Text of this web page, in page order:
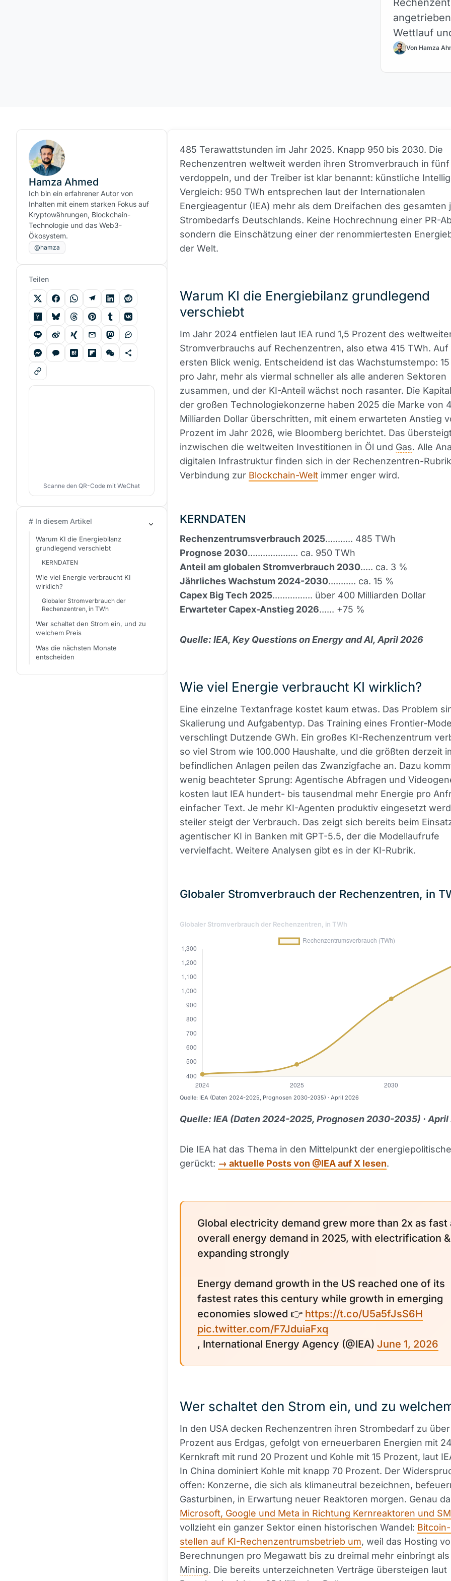
Wettlauf
Von Hamza
485 Terawattstunden im Jahr 2025. Knapp 950 bis 2030. Die
Rechenzentren weltweit werden ihren Stromverbrauch in
verdoppeln, und der Treiber ist klar benannt: künstliche
Vergleich: 950 TWh entsprechen laut der Internationalen
Energieagentur (IEA) mehr als dem Dreifachen des gesamten
Strombedarfs Deutschlands. Keine Hochrechnung einer PR-
sondern die Einschätzung einer der renommiertesten
der Welt.
Warum KI die Energiebilanz grundlegend
verschiebt
Im Jahr 2024 entfielen laut IEA rund 1,5 Prozent des
Stromverbrauchs auf Rechenzentren, also etwa 415 TWh. Auf
ersten Blick wenig. Entscheidend ist das Wachstumstempo:
pro Jahr, mehr als viermal schneller als alle anderen Sektoren
zusammen, und der KI-Anteil wächst noch rasanter. Die
der großen Technologiekonzerne haben 2025 die Marke von
Milliarden Dollar überschritten, mit einem erwarteten Anstieg
Prozent im Jahr 2026, wie Bloomberg berichtet. Das
inzwischen die weltweiten Investitionen in Öl und Gas. Alle
digitalen Infrastruktur finden sich in der Rechenzentren-
Verbindung zur Blockchain-Welt immer enger wird.
KERNDATEN
Rechenzentrumsverbrauch 2025........... 485 TWh
Prognose 2030.................... ca. 950 TWh
Anteil am globalen Stromverbrauch 2030..... ca. 3 %
Jährliches Wachstum 2024-2030........... ca. 15 %
Capex Big Tech 2025................ über 400 Milliarden Dollar
Erwarteter Capex-Anstieg 2026...... +75 %
Quelle: IEA, Key Questions on Energy and AI, April 2026
Wie viel Energie verbraucht KI wirklich?
Eine einzelne Textanfrage kostet kaum etwas. Das Problem
Skalierung und Aufgabentyp. Das Training eines Frontier-
verschlingt Dutzende GWh. Ein großes KI-Rechenzentrum
so viel Strom wie 100.000 Haushalte, und die größten derzeit
befindlichen Anlagen peilen das Zwanzigfache an. Dazu
wenig beachteter Sprung: Agentische Abfragen und
kosten laut IEA hundert- bis tausendmal mehr Energie pro
einfacher Text. Je mehr KI-Agenten produktiv eingesetzt
steiler steigt der Verbrauch. Das zeigt sich bereits beim
agentischer KI in Banken mit GPT-5.5, der die Modellaufrufe
vervielfacht. Weitere Analysen gibt es in der KI-Rubrik.
Globaler Stromverbrauch der Rechenzentren, in
Globaler Stromverbrauch der Rechenzentren, in TWh
Quelle: IEA (Daten 2024-2025, Prognosen 2030-2035) · April 2026
Quelle: IEA (Daten 2024-2025, Prognosen 2030-2035) ·
Die IEA hat das Thema in den Mittelpunkt der
gerückt: → aktuelle Posts von @IEA auf X lesen.
Global electricity demand grew more than 2x as fast
overall energy demand in 2025, with electrification
expanding strongly
Energy demand growth in the US reached one of its
fastest rates this century while growth in emerging
economies slowed 👉 https://t.co/U5a5fJsS6H
pic.twitter.com/F7JduiaFxq
, International Energy Agency (@IEA) June 1, 2026
Wer schaltet den Strom ein, und zu
In den USA decken Rechenzentren ihren Strombedarf zu
Prozent aus Erdgas, gefolgt von erneuerbaren Energien mit
Kernkraft mit rund 20 Prozent und Kohle mit 15 Prozent, laut
In China dominiert Kohle mit knapp 70 Prozent. Der
offen: Konzerne, die sich als klimaneutral bezeichnen,
Gasturbinen, in Erwartung neuer Reaktoren morgen. Genau
Microsoft, Google und Meta in Richtung Kernreaktoren und
vollzieht ein ganzer Sektor einen historischen Wandel:
stellen auf KI-Rechenzentrumsbetrieb um, weil das Hosting
Berechnungen pro Megawatt bis zu dreimal mehr einbringt
Mining. Die bereits unterzeichneten Verträge übersteigen laut
Hamza Ahmed
Ich bin ein erfahrener Autor von
Inhalten mit einem starken Fokus auf
Kryptowährungen, Blockchain-
Technologie und das Web3-
Ökosystem.
@hamza
Teilen
Scanne den QR-Code mit WeChat
# In diesem Artikel
Warum KI die Energiebilanz
grundlegend verschiebt
KERNDATEN
Wie viel Energie verbraucht KI
wirklich?
Globaler Stromverbrauch der
Rechenzentren, in TWh
Wer schaltet den Strom ein, und zu
welchem Preis
Was die nächsten Monate
entscheiden